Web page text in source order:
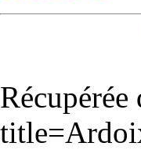
Récupérée